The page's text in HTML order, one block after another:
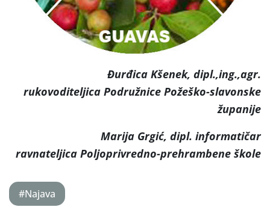
Đurđica Kšenek, dipl.,ing.,agr.
rukovoditeljica Podružnice Požeško-slavonske
županije
Marija Grgić, dipl. informatičar
ravnateljica Poljoprivredno-prehrambene škole
#Najava